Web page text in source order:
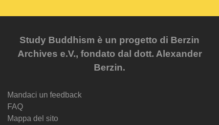
Study Buddhism è un progetto di Berzin
Archives e.V., fondato dal dott. Alexander
Berzin.
Mandaci un feedback
FAQ
Mappa del sito